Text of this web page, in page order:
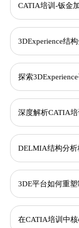
CATIA培训-钣金
3DExperience结
探索
深度解析CATIA
DELMIA结构分
3DE平台如何重
在CATIA培训中